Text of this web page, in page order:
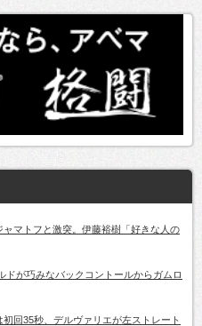
ャマトフと激突。伊藤裕樹「好きな人の
ドが巧みなバックコントールからガムロ
初回35秒、デルヴァリエが左ストレート